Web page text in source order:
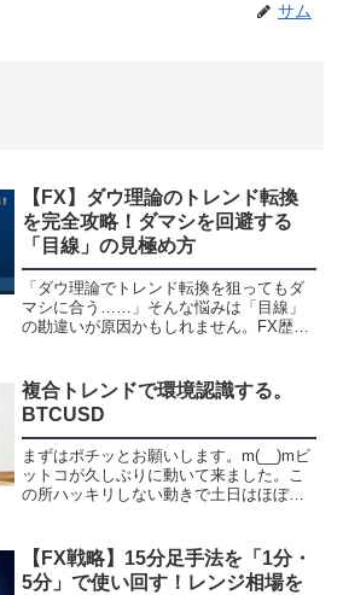
サム
【FX】ダウ理論のトレンド転換
を完全攻略！ダマシを回避する
「目線」の見極め方
「ダウ理論でトレンド転換を狙ってもダ
マシに合う……」そんな悩みは「目線」
の勘違いが原因かもしれません。FX歴９
波）を捉えてダマシを回避するコツを図
解で分かりやすく解説します。
複合トレンドで環境認識する。
BTCUSD
まずはポチッとお願いします。m(__)mビ
ットコが久しぶりに動いて来ました。こ
の所ハッキリしない動きで土日はほぼ動
コはやってないよーって方も多いと思い
ますが、証拠金が凄...
【FX戦略】15分足手法を「1分・
5分」で使い回す！レンジ相場を